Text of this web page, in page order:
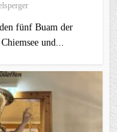
fünf Buam der
und...